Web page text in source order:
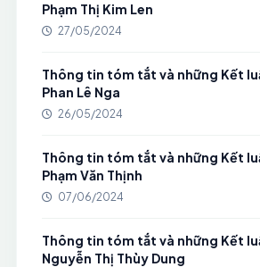
Phạm Thị Kim Len
27/05/2024
Thông tin tóm tắt và những Kết
Phan Lê Nga
26/05/2024
Thông tin tóm tắt và những Kết
Phạm Văn Thịnh
07/06/2024
Thông tin tóm tắt và những Kết
Nguyễn Thị Thùy Dung